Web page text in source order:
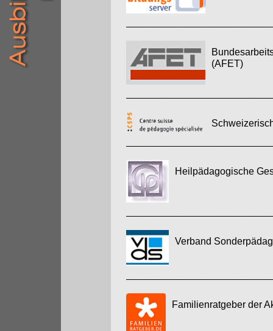
(AFET)
Heilpädagogische
Verband
Familienratgeber der